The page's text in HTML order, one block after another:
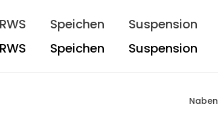
RWS Speichen
Suspension
Naben